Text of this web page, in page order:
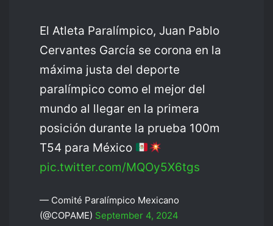
El Atleta Paralímpico, Juan Pablo
Cervantes García se corona en la
máxima justa del deporte
paralímpico como el mejor del
mundo al llegar en la primera
posición durante la prueba 100m
T54 para México
pic.twitter.com/MQOy5X6tgs
— Comité Paralímpico Mexicano
(@COPAME) September 4, 2024